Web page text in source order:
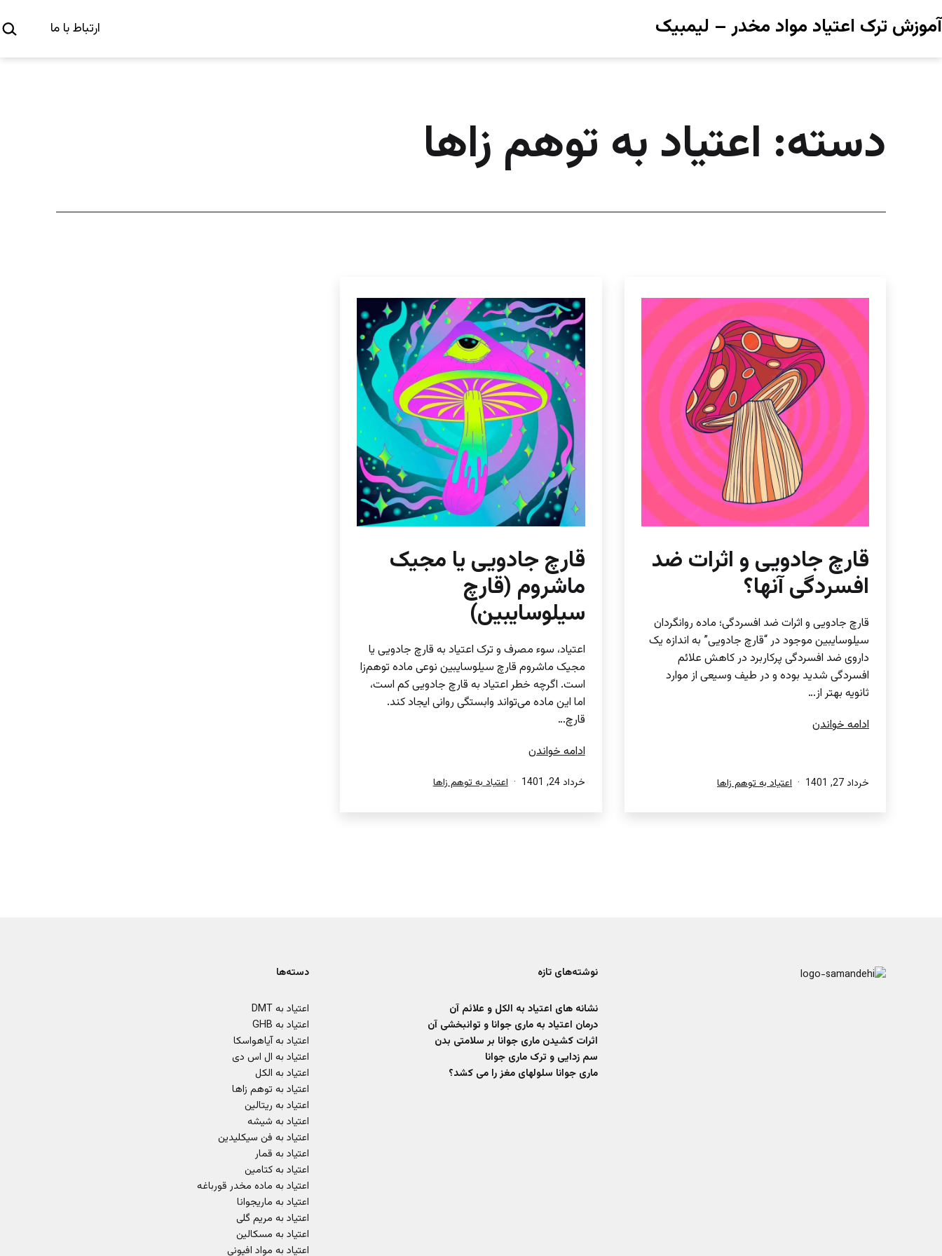
به
آموزش ترک اعتیاد مواد مخدر – لیمبیک ارتباط با ما
دسته: اعتیاد به توهم زاها
قارچ جادویی و اثرات ضد
افسردگی آنها؟
قارچ جادویی و اثرات ضد افسردگی؛ ماده روانگردان
سیلوسایبین موجود در “قارچ جادویی” به اندازه یک
داروی ضد افسردگی پرکاربرد در کاهش علائم
افسردگی شدید بوده و در طیف وسیعی از موارد
ثانویه بهتر از…
ادامه خواندنقارچ
اثرات
افسردگی
منتشر
در
خرداد 27, 1401
دسته‌بندی
در
اعتیاد به توهم زاها
قارچ جادویی یا مجیک
ماشروم (قارچ
سیلوسایبین)
اعتیاد، سوء مصرف و ترک اعتیاد به قارچ جادویی یا
مجیک ماشروم قارچ سیلوسایبین نوعی ماده توهم‌زا
است. اگرچه خطر اعتیاد به قارچ جادویی کم است،
اما این ماده می‌تواند وابستگی روانی ایجاد کند.
قارچ…
ادامه خواندنقارچ
یا
منتشر
در
خرداد 24, 1401
دسته‌بندی
در
اعتیاد به توهم زاها
نوشته‌های تازه
نشانه های اعتیاد به الکل و علائم آن
درمان اعتیاد به ماری جوانا و توانبخشی آن
اثرات کشیدن ماری جوانا بر سلامتی بدن
سم زدایی و ترک ماری جوانا
ماری جوانا سلولهای مغز را می کشد؟
دسته‌ها
اعتیاد به DMT
اعتیاد به GHB
اعتیاد به آیاهواسکا
اعتیاد به ال اس دی
اعتیاد به الکل
اعتیاد به توهم زاها
اعتیاد به ریتالین
اعتیاد به شیشه
اعتیاد به فن سیکلیدین
اعتیاد به قمار
اعتیاد به کتامین
اعتیاد به ماده مخدر قورباغه
اعتیاد به ماریجوانا
اعتیاد به مریم گلی
اعتیاد به مسکالین
اعتیاد به مواد افیونی